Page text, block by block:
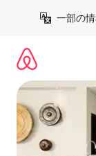
一部の